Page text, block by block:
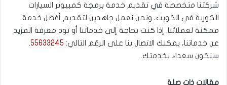
شركتنا متخصصة في تقديم خدمة برمجة كمبيوتر السيارات
الكورية في الكويت، ونحن نعمل جاهدين لتقديم أفضل خدمة
ممكنة لعملائنا. إذا كنت بحاجة إلى خدماتنا أو تود معرفة المزيد
عن خدماتنا، يمكنك الاتصال بنا على الرقم التالي: 55633245
.
سنكون سعداء بخدمتك.
مقالات ذات صلة